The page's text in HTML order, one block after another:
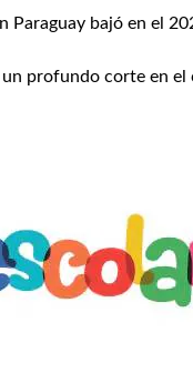
Paraguay bajó en el
profundo corte en el